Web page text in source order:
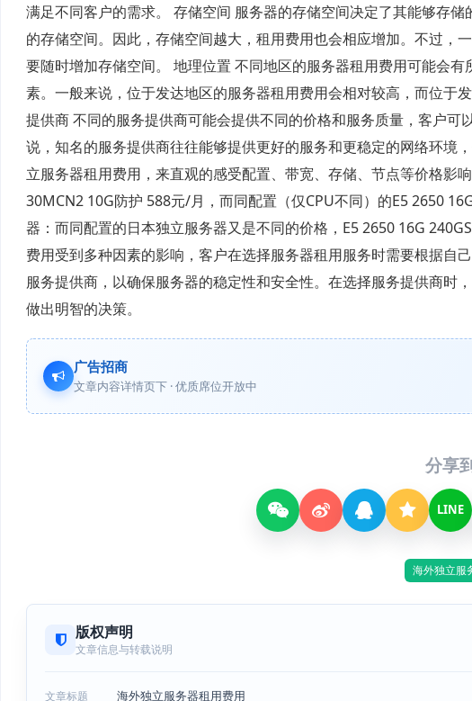
满足不同客户的需求。 存储空间 服务器的存储空间决定了其能够存
的存储空间。因此，存储空间越大，租用费用也会相应增加。不过，
要随时增加存储空间。 地理位置 不同地区的服务器租用费用可能会
素。一般来说，位于发达地区的服务器租用费用会相对较高，而位于
提供商 不同的服务提供商可能会提供不同的价格和服务质量，客户
说，知名的服务提供商往往能够提供更好的服务和更稳定的网络环境
立服务器租用费用，来直观的感受配置、带宽、存储、节点等价格影
30MCN2 10G防护 588元/月，而同配置（仅CPU不同）的E5 2650
器：而同配置的日本独立服务器又是不同的价格，E5 2650 16G
费用受到多种因素的影响，客户在选择服务器租用服务时需要根据自
服务提供商，以确保服务器的稳定性和安全性。在选择服务提供商时
做出明智的决策。
广告招商
文章内容详情页下 · 优质席位开放中
分享
LINE
海外独立服
版权声明
文章信息与转载说明
文章标题 海外独立服务器租用费用